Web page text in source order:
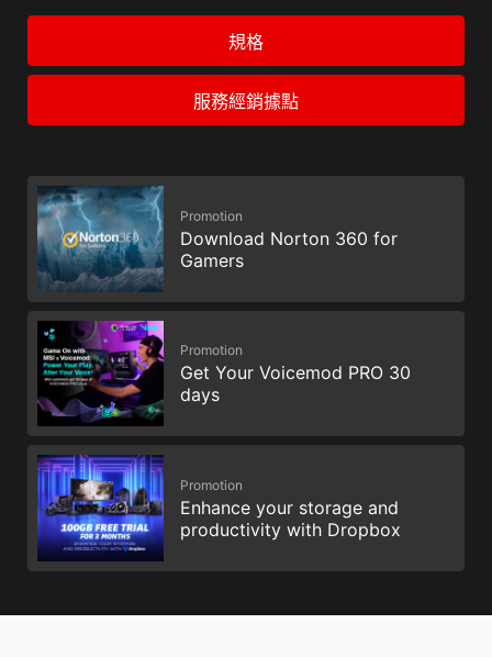
規格
服務經銷據點
Promotion
Download Norton 360 for
Gamers
Promotion
Get Your Voicemod PRO 30
days
Promotion
Enhance your storage and
productivity with Dropbox